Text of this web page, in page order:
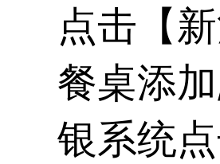
点击【
餐桌添
银系统